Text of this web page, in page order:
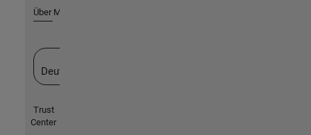
Über MathWorks
Deutschland
Trust
Center